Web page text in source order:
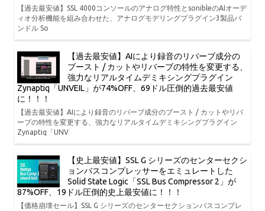
【過去最安値】SSL 4000コンソールのアナログ特性とsonibleのAIオーデ
ィオ分析機能を組み合わせた、アナログモデリングプラグイン3製品バ
ンドル So
【過去最安値】AIにより録音のリバーブ成分の
ブースト / カットやリバーブの特性を変更する、
強力なリアルタイムデミキシングプラグイン
Zynaptiq「UNVEIL」が74%OFF、69ドル圧倒的過去最安値
に！！！
【過去最安値】AIにより録音のリバーブ成分のブースト / カットやリバ
ーブの特性を変更する、強力なリアルタイムデミキシングプラグイン
Zynaptiq「UNV
【史上最安値】SSL G シリーズのセンターセクシ
ョンバスコンプレッサーをエミュレートした
Solid State Logic「SSL Bus Compressor 2」が
87%OFF、19ドル圧倒的史上最安値に！！！
【価格崩壊セール】SSL G シリーズのセンターセクションバスコンプレ